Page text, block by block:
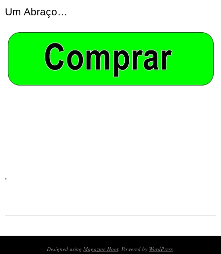
Um Abraço…
Designed using Magazine Hoot. Powered by WordPress.